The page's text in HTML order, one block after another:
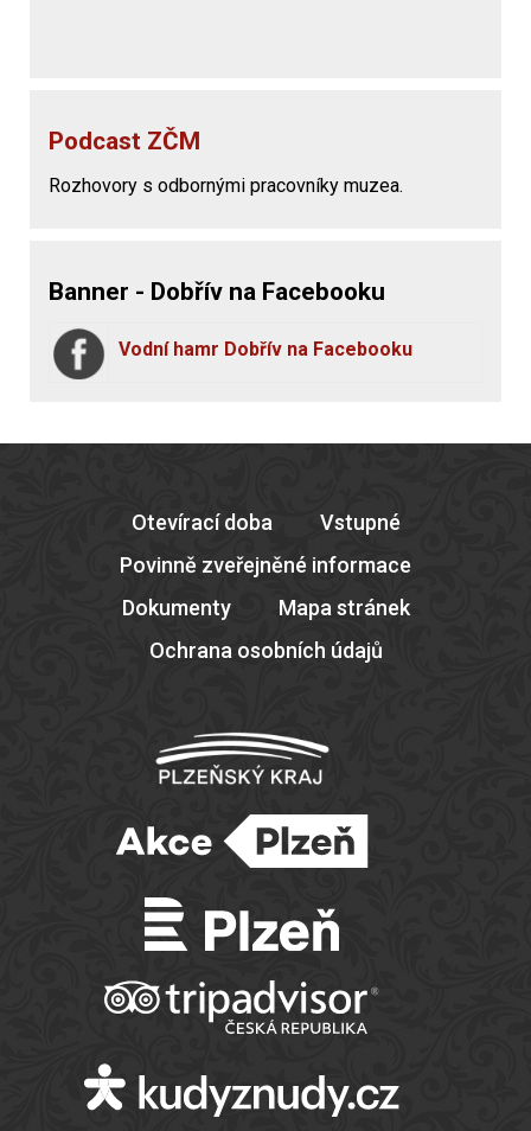
Podcast ZČM
Rozhovory s odbornými pracovníky muzea.
Banner - Dobřív na Facebooku
Vodní hamr Dobřív na Facebooku
Otevírací doba
Vstupné
Povinně zveřejněné informace
Dokumenty
Mapa stránek
Ochrana osobních údajů